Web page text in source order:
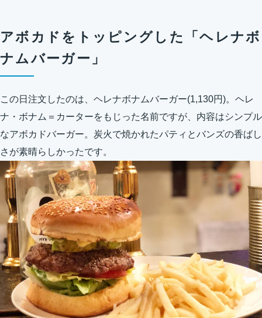
アボカドをトッピングした「ヘレナボ
ナムバーガー」
この日注文したのは、ヘレナボナムバーガー(1,130円)。ヘレ
ナ・ボナム＝カーターをもじった名前ですが、内容はシンプル
なアボカドバーガー。炭火で焼かれたパティとバンズの香ばし
さが素晴らしかったです。